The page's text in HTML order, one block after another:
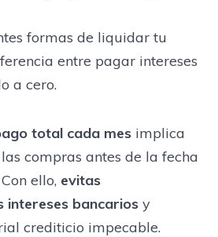
formas de liquidar tu
entre pagar intereses
a cero.
total cada mes implica
compras antes de la fecha
ello, evitas
intereses bancarios y
crediticio impecable.